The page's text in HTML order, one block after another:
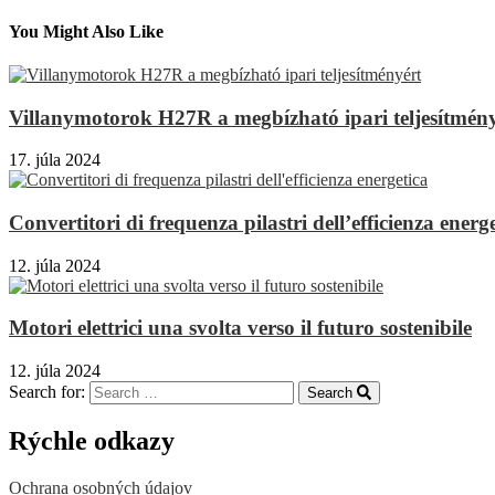
You Might Also Like
Villanymotorok H27R a megbízható ipari
17. júla 2024
Convertitori di frequenza pilastri dell’efficienza
12. júla 2024
Motori elettrici una svolta verso il futuro sostenibile
12. júla 2024
Search for:
Search
Rýchle odkazy
Ochrana osobných údajov